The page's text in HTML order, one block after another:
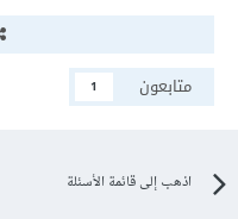
متابعون
1
اذهب إلى قائمة الأسئلة